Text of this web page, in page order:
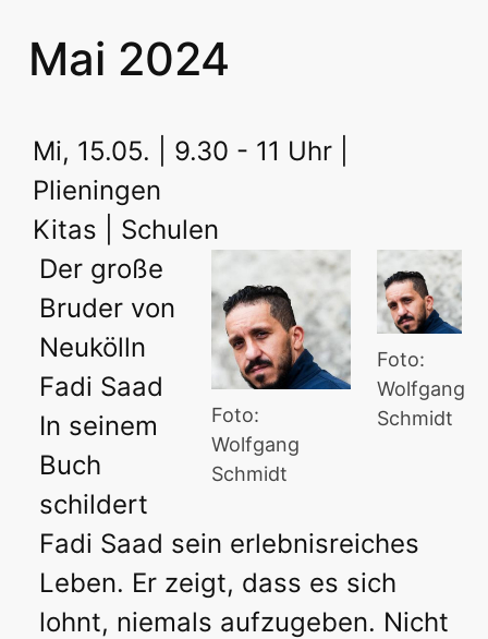
Mai 2024
Mi, 15.05. | 9.30 - 11 Uhr |
Plieningen
Kitas | Schulen
Foto:
Wolfgang
Schmidt
Foto:
Wolfgang
Schmidt
Der große
Bruder von
Neukölln
Fadi Saad
In seinem
Buch
schildert
Fadi Saad sein erlebnisreiches
Leben. Er zeigt, dass es sich
lohnt, niemals aufzugeben. Nicht